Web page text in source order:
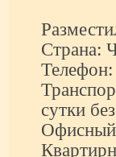
Страна:
сутки
Офисный